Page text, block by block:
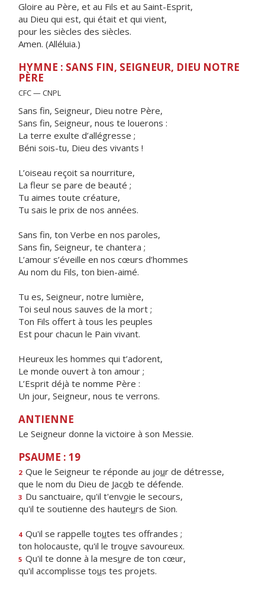
Gloire au Père, et au Fils et au Saint-Esprit,
au Dieu qui est, qui était et qui vient,
pour les siècles des siècles.
Amen. (Alléluia.)
HYMNE : SANS FIN, SEIGNEUR, DIEU NOTRE
PÈRE
CFC — CNPL
Sans fin, Seigneur, Dieu notre Père,
Sans fin, Seigneur, nous te louerons :
La terre exulte d’allégresse ;
Béni sois-tu, Dieu des vivants !
L’oiseau reçoit sa nourriture,
La fleur se pare de beauté ;
Tu aimes toute créature,
Tu sais le prix de nos années.
Sans fin, ton Verbe en nos paroles,
Sans fin, Seigneur, te chantera ;
L’amour s’éveille en nos cœurs d’hommes
Au nom du Fils, ton bien-aimé.
Tu es, Seigneur, notre lumière,
Toi seul nous sauves de la mort ;
Ton Fils offert à tous les peuples
Est pour chacun le Pain vivant.
Heureux les hommes qui t’adorent,
Le monde ouvert à ton amour ;
L’Esprit déjà te nomme Père :
Un jour, Seigneur, nous te verrons.
ANTIENNE
Le Seigneur donne la victoire à son Messie.
PSAUME : 19
2 Que le Seigneur te réponde au jour de détresse,
que le nom du Dieu de Jacob te défende.
3 Du sanctuaire, qu'il t'envoie le secours,
qu'il te soutienne des hauteurs de Sion.
4 Qu'il se rappelle toutes tes offrandes ;
ton holocauste, qu'il le trouve savoureux.
5 Qu'il te donne à la mesure de ton cœur,
qu'il accomplisse tous tes projets.